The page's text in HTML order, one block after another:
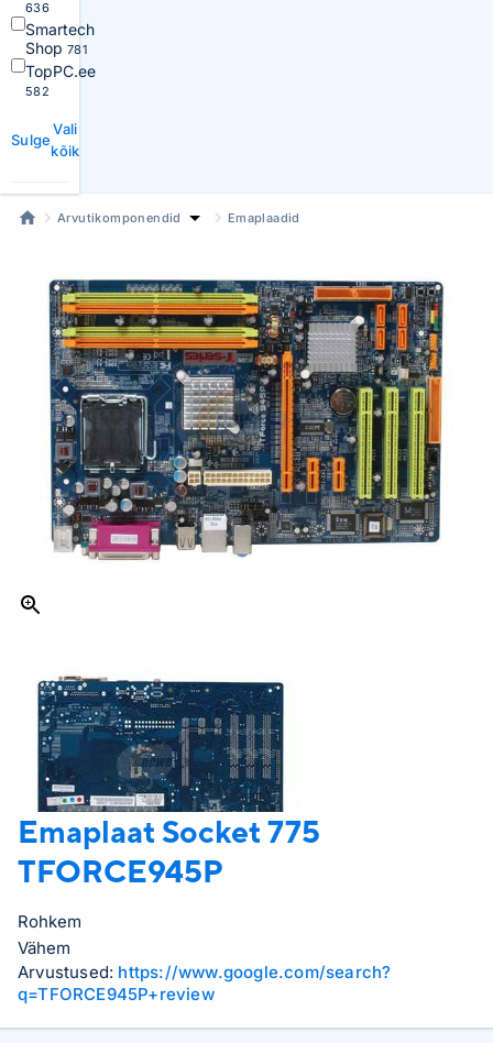
636
Smartech
Shop 781
TopPC.ee
582
Sulge
Vali
kõik
Arvutikomponendid Emaplaadid
Emaplaat Socket 775
TFORCE945P
Rohkem
Vähem
Arvustused: https://www.google.com/search?
q=TFORCE945P+review